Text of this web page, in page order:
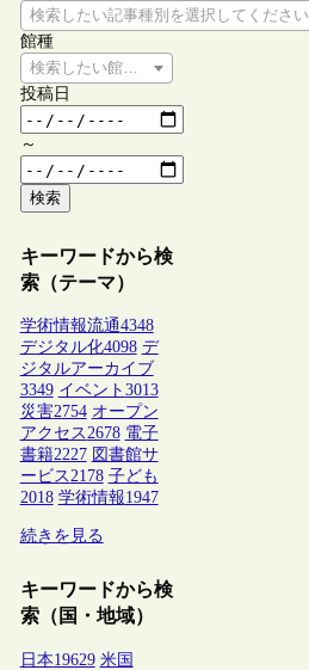
検索したい記事種別を選択してください
館種
検索したい館種を選択してください
投稿日
～
検索
キーワードから検
索（テーマ）
学術情報流通4348
デジタル化4098 デ
ジタルアーカイブ
3349 イベント 3013
災害2754 オープン
アクセス 2678 電子
書籍2227 図書館サ
ービス 2178 子ども
2018 学術情報1947
続きを見る
キーワードから検
索（国・地域）
日本19629 米国